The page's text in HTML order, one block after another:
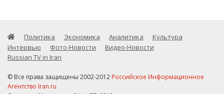
Политика Экономика Аналитика
Культура
Интервью
Фото-Новости
Видео-Новости
Russian TV in Iran
© Все права защищены 2002-2012 Российское Информационное
Агентство Iran.ru